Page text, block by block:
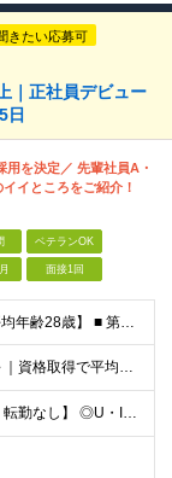
きたい応募可
｜正社員デビュー
日
用を決定／ 先輩社員A・
イところをご紹介！
ベテランOK
面接1回
【学歴不問・未経験歓迎・平均年齢28歳】 ■ 第二新卒歓迎 ■ フリーター・社会人未経験OK ＼「アイアールで人生ワンチャンつかんでほしい！」／ …こんな社長の想いから 経験よりも人柄を重視した採用
【★未経験でも月給28万円～｜資格取得で平均年収636万円★】 ■ 月給28万円～80万円+賞与年2回＋各種手当 ※月給には、固定残業代（20時間分：3万8000円～／月）を含む ※20時間を超過
【全国47都道府県で募集中｜転勤なし】 ◎U・Iターン歓迎！家具家電付き＆家賃ナシの社員寮を完備 ◎東京支店は2025年7月に移転したばかりの綺麗なオフィス 東京・横浜・大阪・名古屋・福岡など 全国